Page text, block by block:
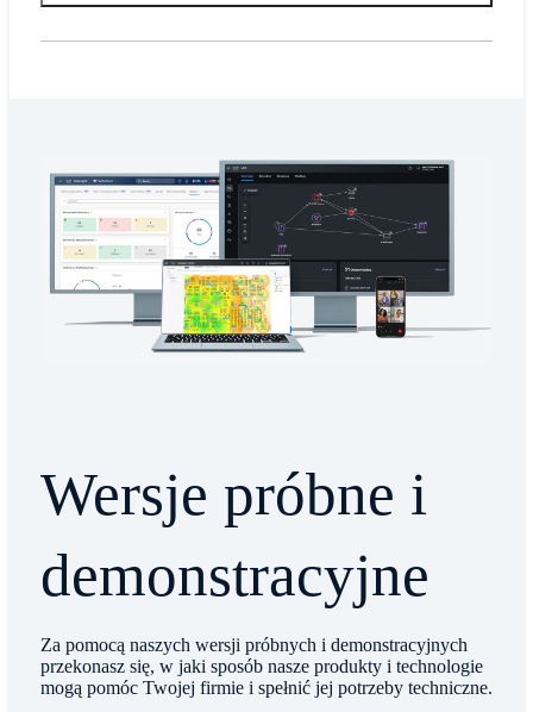
Wersje próbne i
demonstracyjne
Za pomocą naszych wersji próbnych i demonstracyjnych
przekonasz się, w jaki sposób nasze produkty i technologie
mogą pomóc Twojej firmie i spełnić jej potrzeby techniczne.